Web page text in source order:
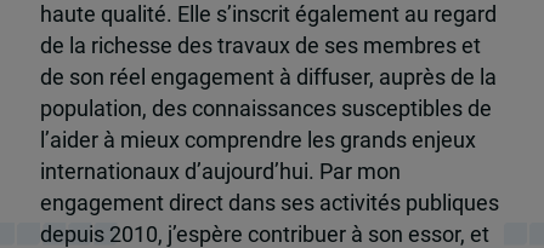
haute qualité. Elle s’inscrit également au regard
de la richesse des travaux de ses membres et
de son réel engagement à diffuser, auprès de la
population, des connaissances susceptibles de
l’aider à mieux comprendre les grands enjeux
internationaux d’aujourd’hui. Par mon
engagement direct dans ses activités publiques
depuis 2010, j’espère contribuer à son essor, et